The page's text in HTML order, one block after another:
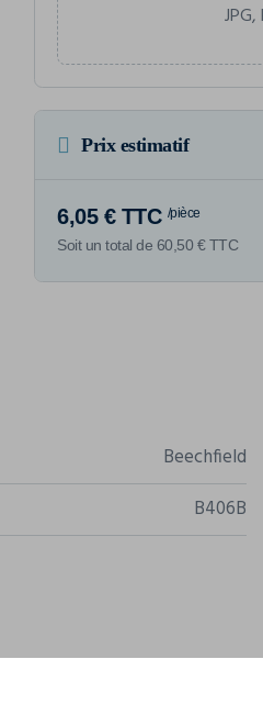
Prix estimatif
6,05 € TTC /pièce
Soit un total de 60,50 € TTC
Beechfield
B406B